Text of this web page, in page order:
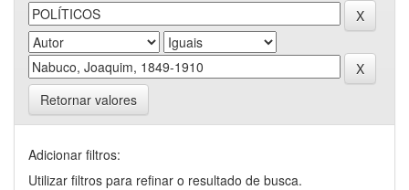
Retornar valores
Adicionar filtros:
Utilizar filtros para refinar o resultado de busca.